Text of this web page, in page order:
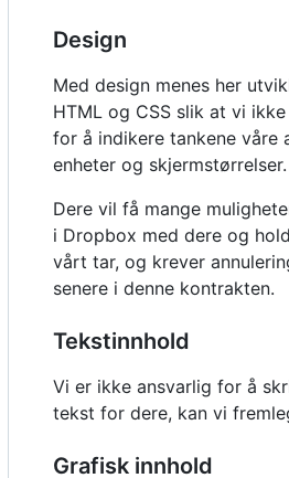
Design
Med design menes her
HTML og CSS slik at vi
for å indikere tankene våre
enheter og skjermstørrelser.
Dere vil få mange
i Dropbox med dere og
vårt tar, og krever
senere i denne kontrakten.
Tekstinnhold
Vi er ikke ansvarlig for å
tekst for dere, kan vi
Grafisk innhold